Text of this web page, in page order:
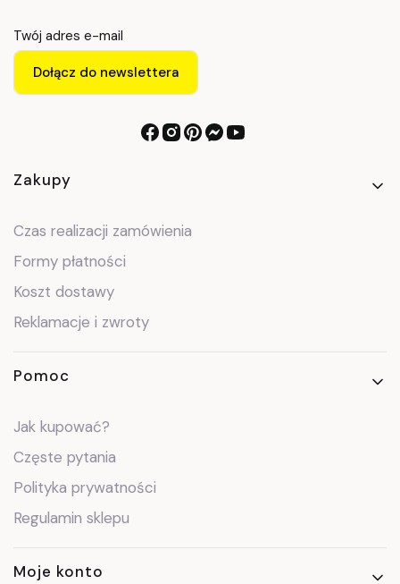
Twój adres e-mail
Dołącz do newslettera
Linki w stopce
Zakupy
Czas realizacji zamówienia
Formy płatności
Koszt dostawy
Reklamacje i zwroty
Pomoc
Jak kupować?
Częste pytania
Polityka prywatności
Regulamin sklepu
Moje konto